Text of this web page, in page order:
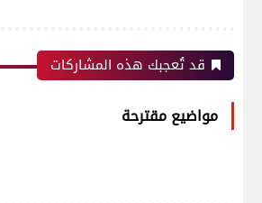
قد تُعجبك هذه المشاركات
مواضيع مقترحة